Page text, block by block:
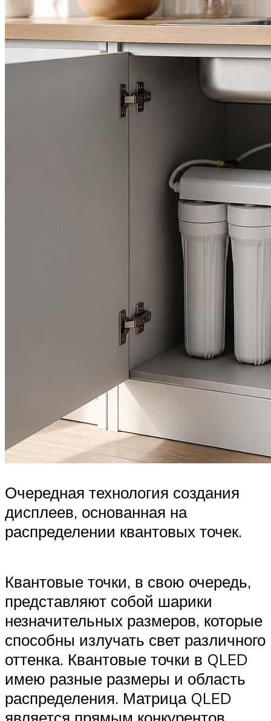
Очередная технология создания
дисплеев, основанная на
распределении квантовых точек.
Квантовые точки, в свою очередь,
представляют собой шарики
незначительных размеров, которые
способны излучать свет различного
оттенка. Квантовые точки в QLED
имею разные размеры и область
распределения. Матрица QLED